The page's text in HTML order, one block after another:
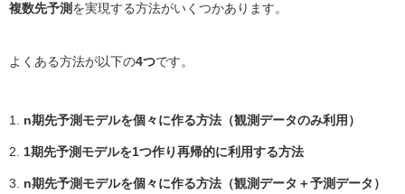
複数先予測を実現する方法がいくつかあります。
よくある方法が以下の4つです。
n期先予測モデルを個々に作る方法（観測データのみ利用）
1期先予測モデルを1つ作り再帰的に利用する方法
n期先予測モデルを個々に作る方法（観測データ＋予測データ）